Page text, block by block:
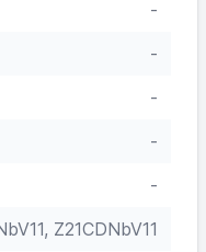
-
-
-
-
-
Z21CDNbV11